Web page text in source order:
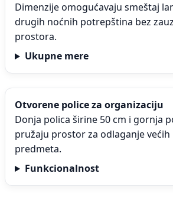
Dimenzije omogućavaju smeštaj
drugih noćnih potrepština bez
prostora.
Ukupne mere
Otvorene police za organizaciju
Donja polica širine 50 cm i gornja
pružaju prostor za odlaganje većih
predmeta.
Funkcionalnost